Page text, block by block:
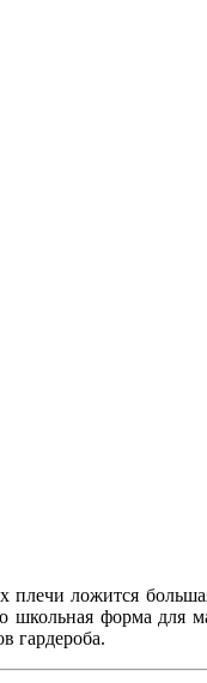
ложится
форма для
гардероба.